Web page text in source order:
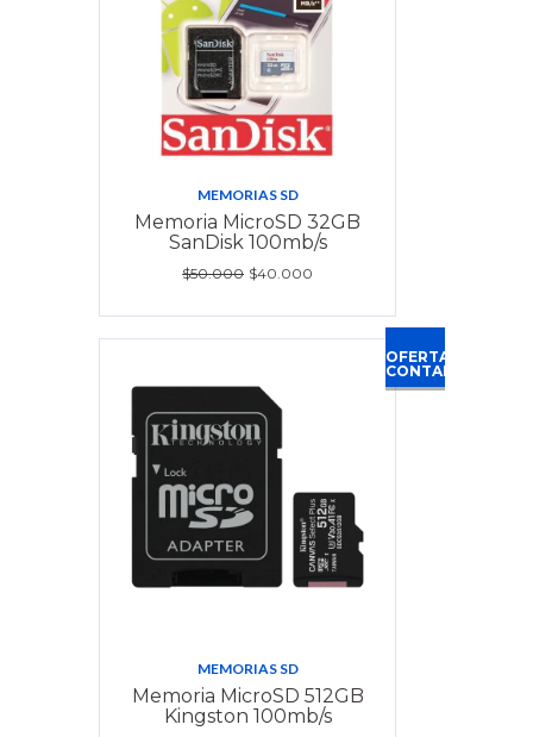
MEMORIAS SD
Memoria MicroSD 32GB
SanDisk 100mb/s
$50.000 $40.000
OFERTA
CONTADO
MEMORIAS SD
Memoria MicroSD 512GB
Kingston 100mb/s